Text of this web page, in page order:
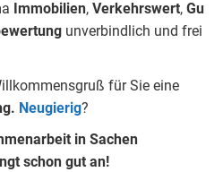
Immobilien, Verkehrswert, Gu
unverbindlich und frei
für Sie eine
Neugierig?
in Sachen
schon gut an!